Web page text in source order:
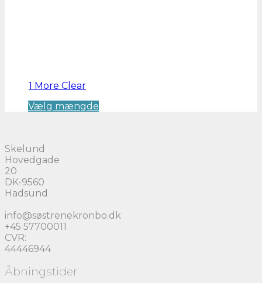
1 More Clear
Vælg mængde
Skelund
Hovedgade
20
DK-9560
Hadsund
info@søstrenekronbo.dk
+45 57700011
CVR:
44446944
Åbningstider